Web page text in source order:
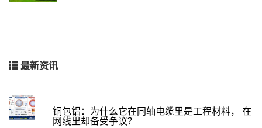
最新资讯
铜包铝：为什么它在同轴电缆里是工程材料， 在
网线里却备受争议？